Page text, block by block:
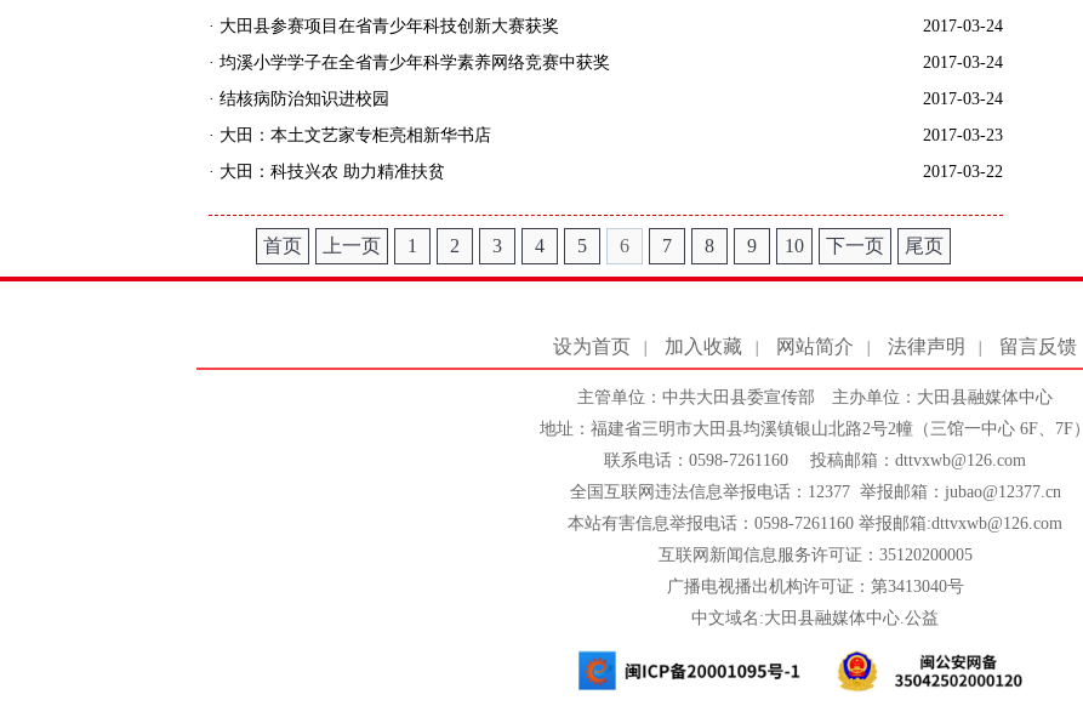
2017-03-24
· 大田县参赛项目在省青少年科技创新大赛获奖
2017-03-24
· 均溪小学学子在全省青少年科学素养网络竞赛中获奖
2017-03-24
· 结核病防治知识进校园
2017-03-23
· 大田：本土文艺家专柜亮相新华书店
2017-03-22
· 大田：科技兴农 助力精准扶贫
首页 上一页 1 2 3 4 5 6 7 8 9 10 下一页 尾页
设为首页 加入收藏 网站简介 法律声明 留言反馈
主管单位：中共大田县委宣传部 主办单位：大田县融媒体中心
地址：福建省三明市大田县均溪镇银山北路2号2幢（三馆一中心 6F、7F）
联系电话：0598-7261160 投稿邮箱：dttvxwb@126.com
全国互联网违法信息举报电话：12377 举报邮箱：jubao@12377.cn
本站有害信息举报电话：0598-7261160 举报邮箱:dttvxwb@126.com
互联网新闻信息服务许可证：35120200005
广播电视播出机构许可证：第3413040号
中文域名:大田县融媒体中心.公益